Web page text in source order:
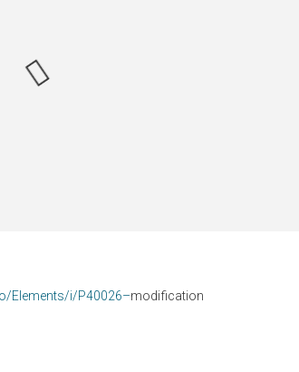
Elements/i/P40026–modification